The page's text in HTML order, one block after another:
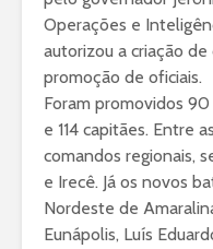
Operações e
autorizou a criação
promoção de oficiais.
Foram promovidos
e 114 capitães. Entre
comandos regionais,
e Irecê. Já os novos
Nordeste de
Eunápolis, Luís